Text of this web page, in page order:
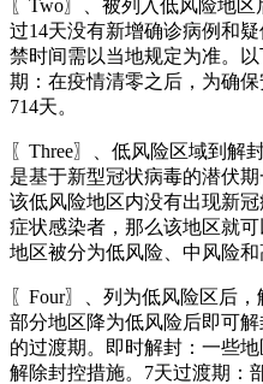
〖Two〗、被列入低风险地
过14天没有新增确诊病例和
禁时间需以当地规定为准。
期：在疫情清零之后，为确
714天。
〖Three〗、低风险区域到解
是基于新型冠状病毒的潜伏
该低风险地区内没有出现新
症状感染者，那么该地区就
地区被分为低风险、中风险和
〖Four〗、列为低风险区后
部分地区降为低风险后即可
的过渡期。即时解封：一些
解除封控措施。7天过渡期：